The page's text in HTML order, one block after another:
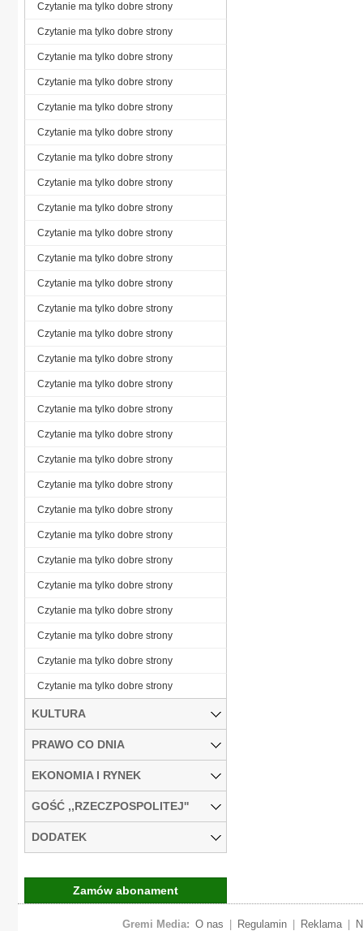
Czytanie ma tylko dobre strony
Czytanie ma tylko dobre strony
Czytanie ma tylko dobre strony
Czytanie ma tylko dobre strony
Czytanie ma tylko dobre strony
Czytanie ma tylko dobre strony
Czytanie ma tylko dobre strony
Czytanie ma tylko dobre strony
Czytanie ma tylko dobre strony
Czytanie ma tylko dobre strony
Czytanie ma tylko dobre strony
Czytanie ma tylko dobre strony
Czytanie ma tylko dobre strony
Czytanie ma tylko dobre strony
Czytanie ma tylko dobre strony
Czytanie ma tylko dobre strony
Czytanie ma tylko dobre strony
Czytanie ma tylko dobre strony
Czytanie ma tylko dobre strony
Czytanie ma tylko dobre strony
Czytanie ma tylko dobre strony
Czytanie ma tylko dobre strony
Czytanie ma tylko dobre strony
Czytanie ma tylko dobre strony
Czytanie ma tylko dobre strony
Czytanie ma tylko dobre strony
Czytanie ma tylko dobre strony
Czytanie ma tylko dobre strony
KULTURA
PRAWO CO DNIA
EKONOMIA I RYNEK
GOŚĆ ,,RZECZPOSPOLITEJ''
DODATEK
Zamów abonament
Gremi Media: O nas Regulamin Reklama